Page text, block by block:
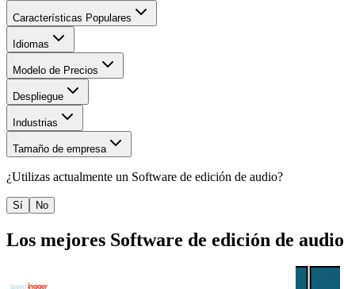
Características Populares
Idiomas
Modelo de Precios
Despliegue
Industrias
Tamaño de empresa
¿Utilizas actualmente un Software de edición de audio?
Sí No
Los mejores Software de edición de audio